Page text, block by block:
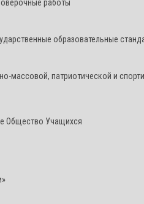
работы
образовательные
массовой, патриотической и
Общество Учащихся